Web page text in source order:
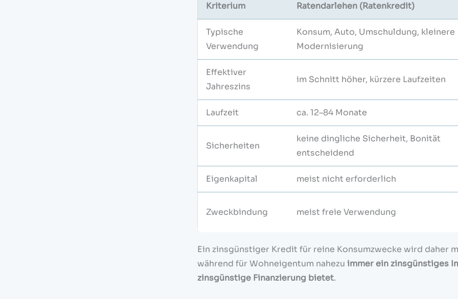
Kriterium Ratendarlehen (Ratenkredit)
Typische
Verwendung
Konsum, Auto, Umschuldung, kleinere
Modernisierung
Effektiver
Jahreszins
im Schnitt höher, kürzere Laufzeiten
Laufzeit ca. 12–84 Monate
Sicherheiten
keine dingliche Sicherheit, Bonität
entscheidend
Eigenkapital meist nicht erforderlich
Zweckbindung meist freie Verwendung
Ein zinsgünstiger Kredit für reine Konsumzwecke wird daher
während für Wohneigentum nahezu immer ein zinsgünstiges
zinsgünstige Finanzierung bietet.